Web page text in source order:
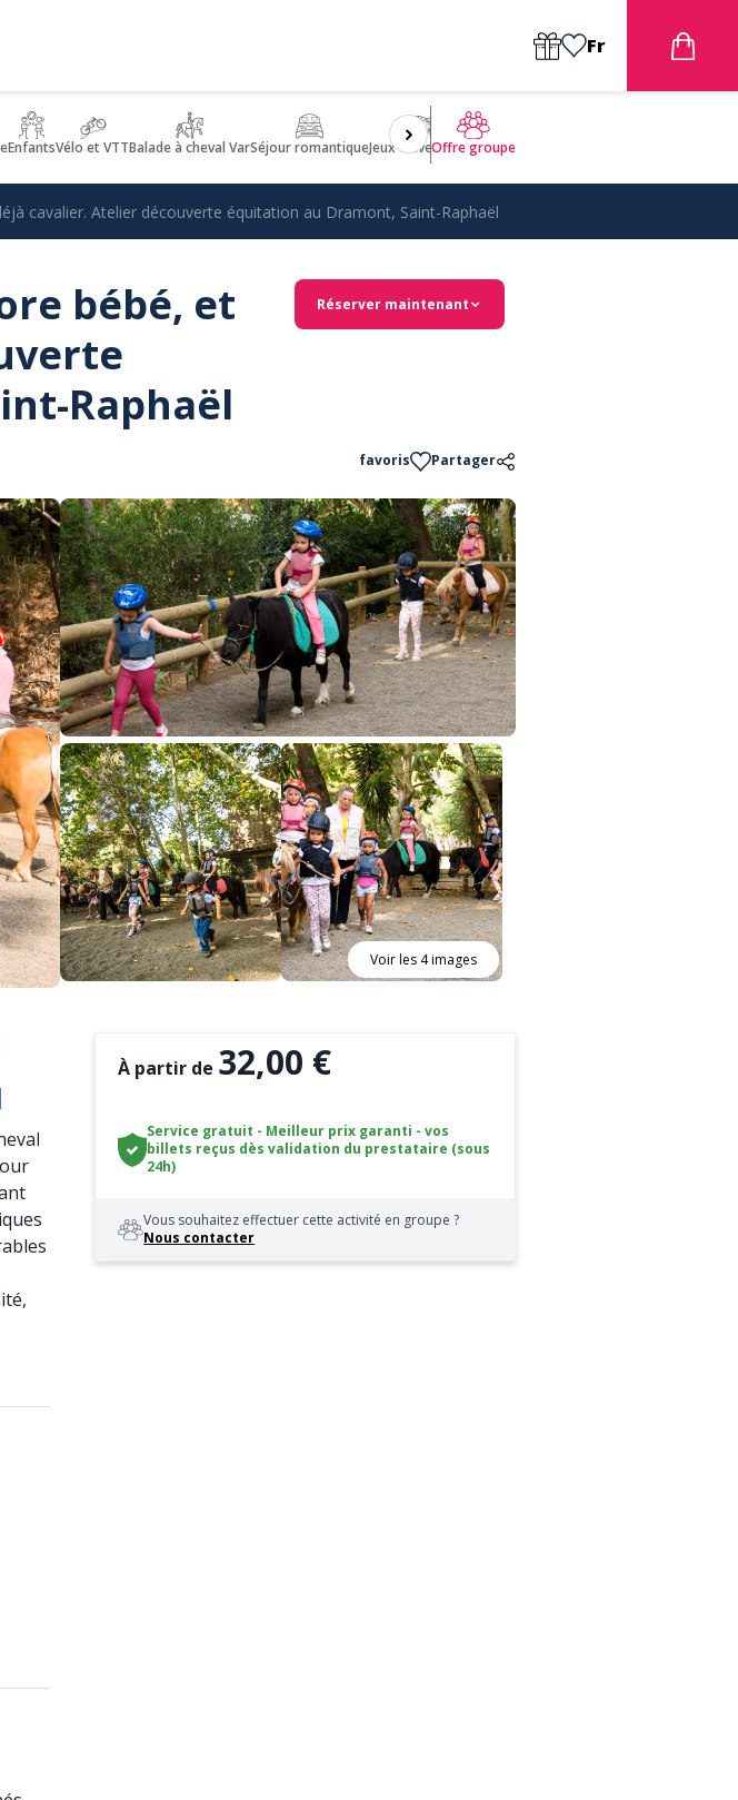
Fr
EnfantsVélo et VTTBalade à cheval VarSéjour romantiqueJeux d'aventuresBien être
Offre groupe
cavalier. Atelier découverte équitation au Dramont, Saint-Raphaël
bébé, et
Raphaël
Réserver maintenant
favoris Partager
Voir les 4 images
À partir de 32,00 €
Service gratuit - Meilleur prix garanti - vos
billets reçus dès validation du prestataire (sous
24h)
Vous souhaitez effectuer cette activité en groupe ?
Nous contacter